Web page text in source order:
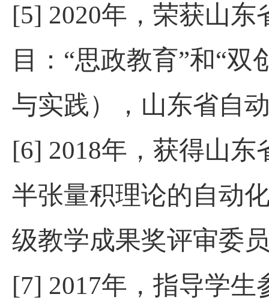
[5] 2020年，荣获山东
目：“思政教育”和“
与实践），山东省自
[6] 2018年，获得山东
半张量积理论的自动
级教学成果奖评审委
[7] 2017年，指导学生